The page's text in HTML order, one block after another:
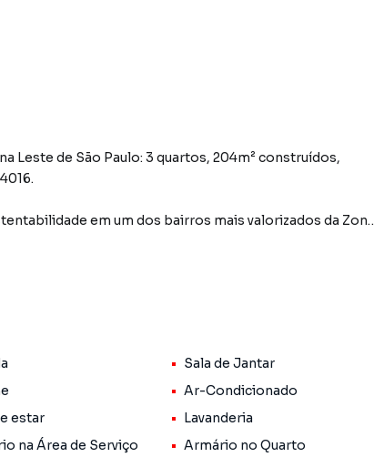
Leste de São Paulo: 3 quartos, 204m² construídos,
em um dos bairros mais valorizados da Zona
automático. Os três quartos incluem uma suíte
iluminação 100% em LED, duas vagas amplas de
elétrico e frente para duas ruas. Os acabamentos
Sala de Jantar
Ar-Condicionado
estar
Lavanderia
na Área de Serviço
Armário no Quarto